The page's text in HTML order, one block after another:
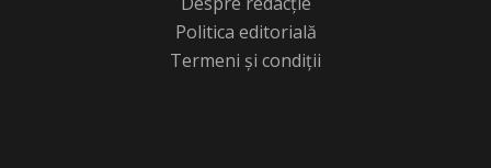
Politica editorială
Termeni și condiții